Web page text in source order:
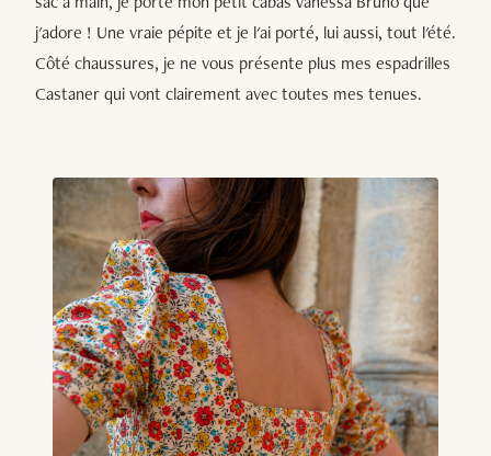
j'adore ! Une vraie pépite et je l'ai porté, lui aussi, tout l'été.
Côté chaussures, je ne vous présente plus mes espadrilles
Castaner qui vont clairement avec toutes mes tenues.